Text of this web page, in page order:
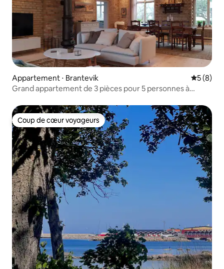
Appartement ⋅ Brantevik
5 (8)
Grand appartement de 3 pièces pour 5 personnes à
Coup de cœur voyageurs
Coup de cœur voyageurs